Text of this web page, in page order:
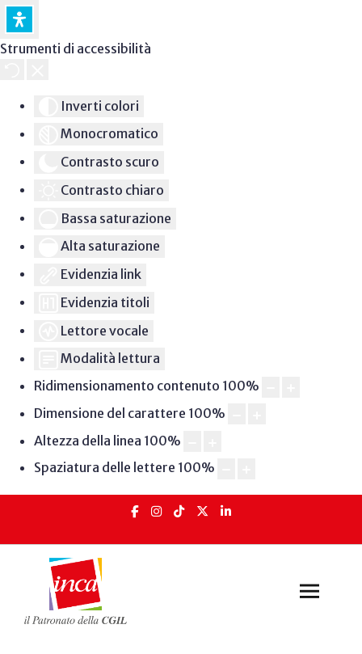
Strumenti di accessibilità
Inverti colori
Monocromatico
Contrasto scuro
Contrasto chiaro
Bassa saturazione
Alta saturazione
Evidenzia link
Evidenzia titoli
Lettore vocale
Modalità lettura
Ridimensionamento contenuto 100%
Dimensione del carattere 100%
Altezza della linea 100%
Spaziatura delle lettere 100%